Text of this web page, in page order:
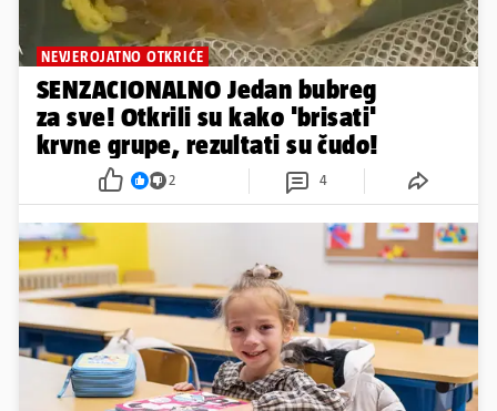
NEVJEROJATNO OTKRIĆE
SENZACIONALNO Jedan bubreg
za sve! Otkrili su kako 'brisati'
krvne grupe, rezultati su čudo!
2 4